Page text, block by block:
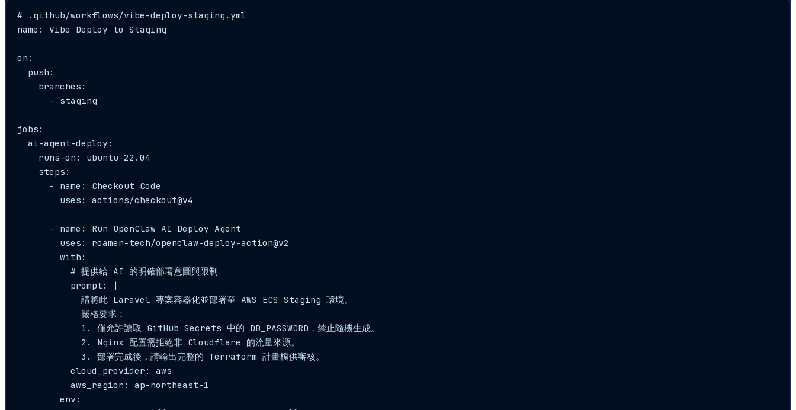
# .github/workflows/vibe-deploy-staging.yml
name: Vibe Deploy to Staging
on:
  push:
    branches:
      - staging
jobs:
  ai-agent-deploy:
    runs-on: ubuntu-22.04
    steps:
      - name: Checkout Code
        uses: actions/checkout@v4
      - name: Run OpenClaw AI Deploy Agent
        uses: roamer-tech/openclaw-deploy-action@v2
        with:
          # 提供給 AI 的明確部署意圖與限制
          prompt: |
            請將此 Laravel 專案容器化並部署至 AWS ECS Staging 環境。
            嚴格要求：
            1. 僅允許讀取 GitHub Secrets 中的 DB_PASSWORD，禁止隨機生成。
            2. Nginx 配置需拒絕非 Cloudflare 的流量來源。
            3. 部署完成後，請輸出完整的 Terraform 計畫檔供審核。
          cloud_provider: aws
          aws_region: ap-northeast-1
        env: